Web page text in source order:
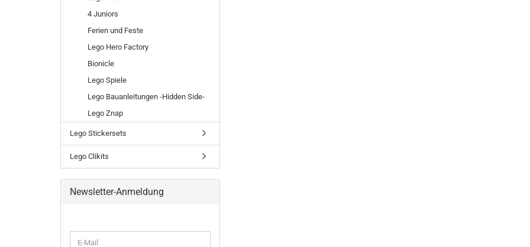
4 Juniors
Ferien und Feste
Lego Hero Factory
Bionicle
Lego Spiele
Lego Bauanleitungen -Hidden Side-
Lego Znap
Lego Stickersets
Lego Clikits
Newsletter-Anmeldung